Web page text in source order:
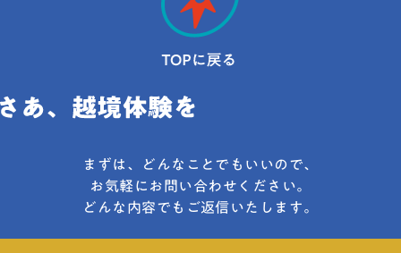
まずは、どんなことでもいいので、
お気軽にお問い合わせください。
どんな内容でもご返信いたします。